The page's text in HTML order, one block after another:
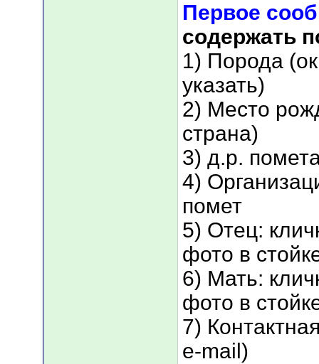
Первое
содержать
1) Порода
указать)
2) Место
страна)
3) д.р.
4)
помет
5) Отец:
фото в
6) Мать:
фото в
7)
e-mail)